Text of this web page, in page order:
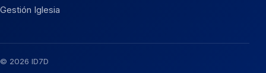
Gestión Iglesia
© 2026 ID7D